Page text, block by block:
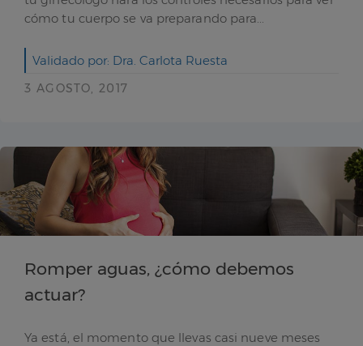
cómo tu cuerpo se va preparando para...
Validado por: Dra. Carlota Ruesta
3 AGOSTO, 2017
Romper aguas, ¿cómo debemos
actuar?
Ya está, el momento que llevas casi nueve meses